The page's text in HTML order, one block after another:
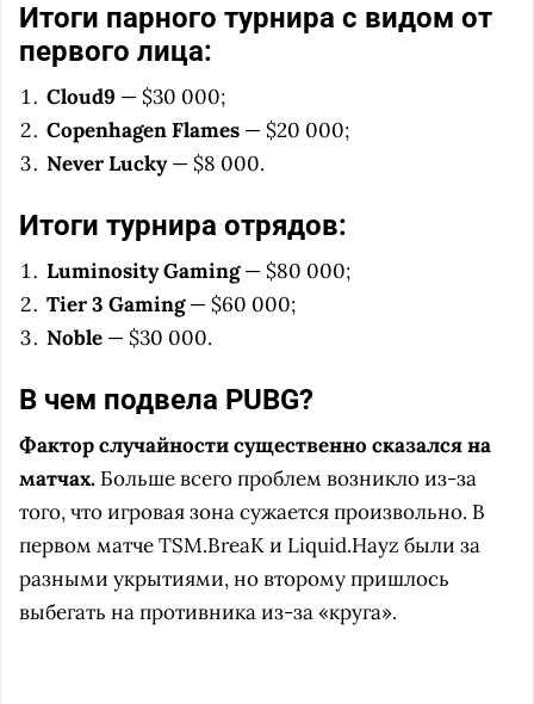
Итоги парного турнира с видом от
первого лица:
Cloud9 — $30 000;
Copenhagen Flames — $20 000;
Never Lucky— $8 000.
Итоги турнира отрядов:
Luminosity Gaming— $80 000;
Tier 3 Gaming— $60 000;
Noble — $30 000.
В чем подвела PUBG?
Фактор случайности существенно сказался на
матчах. Больше всего проблем возникло из-за
того, что игровая зона сужается произвольно. В
первом матче TSM.BreaK и Liquid.Hayz были за
разными укрытиями, но второму пришлось
выбегать на противника из-за «круга».